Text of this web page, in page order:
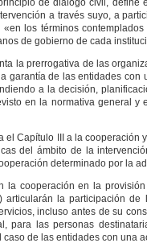
a través suyo, a
los términos
de gobierno de cada
la prerrogativa de las
garantía de las entidades
a la decisión,
en la normativa general
el Capítulo III a la
del ámbito de la
determinado por la
la cooperación en la
articularán la participación
incluso antes de su
para las personas
de las entidades con una